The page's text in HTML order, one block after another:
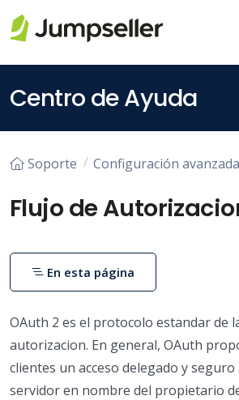
Centro de Ayuda
Soporte Configuración avanzada
Flujo de
OAuth 2 es el protocolo estandar de
autorizacion. En general, OAuth
clientes un acceso delegado y
servidor en nombre del propietario
En esta página